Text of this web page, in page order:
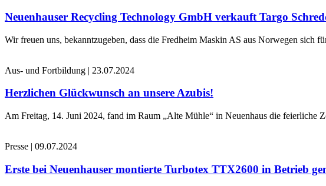
Neuenhauser Recycling Technology GmbH verkauft Targo
Wir freuen uns, bekanntzugeben, dass die Fredheim Maskin AS aus Norwegen sich
Aus- und Fortbildung | 23.07.2024
Herzlichen Glückwunsch an unsere Azubis!
Am Freitag, 14. Juni 2024, fand im Raum „Alte Mühle“ in Neuenhaus die feierliche
Presse | 09.07.2024
Erste bei Neuenhauser montierte Turbotex TTX2600 in Betrieb